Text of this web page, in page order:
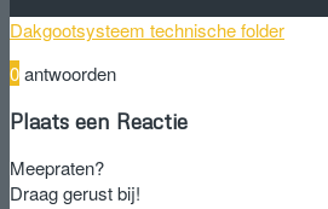
Dakgootsysteem technische folder
0antwoorden
Plaats een Reactie
Meepraten?
Draag gerust bij!